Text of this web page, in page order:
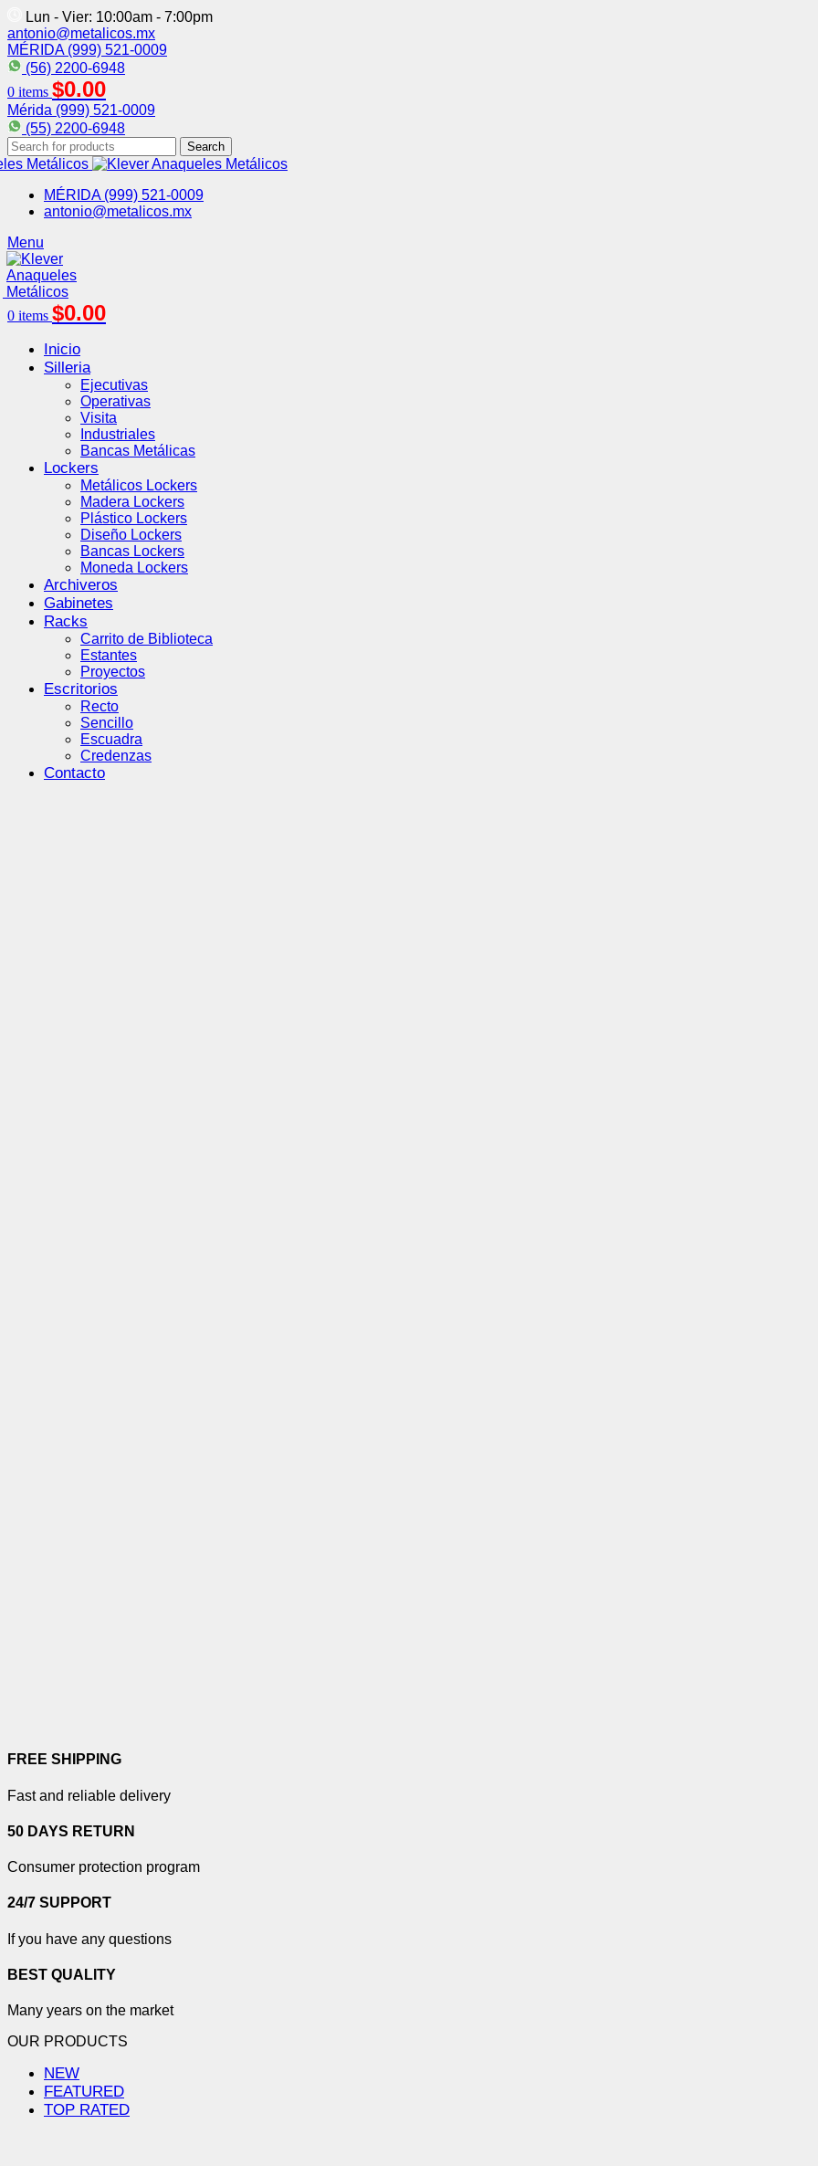
Lun - Vier: 10:00am - 7:00pm
antonio@metalicos.mx
MÉRIDA (999) 521-0009
(56) 2200-6948
0 items $0.00
Mérida (999) 521-0009
(55) 2200-6948
Search
MÉRIDA (999) 521-0009
antonio@metalicos.mx
Menu
0 items $0.00
Inicio
Silleria
Ejecutivas
Operativas
Visita
Industriales
Bancas Metálicas
Lockers
Metálicos Lockers
Madera Lockers
Plástico Lockers
Diseño Lockers
Bancas Lockers
Moneda Lockers
Archiveros
Gabinetes
Racks
Carrito de Biblioteca
Estantes
Proyectos
Escritorios
Recto
Sencillo
Escuadra
Credenzas
Contacto
FREE SHIPPING
Fast and reliable delivery
50 DAYS RETURN
Consumer protection program
24/7 SUPPORT
If you have any questions
BEST QUALITY
Many years on the market
OUR PRODUCTS
NEW
FEATURED
TOP RATED